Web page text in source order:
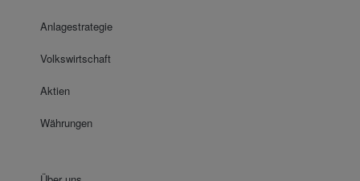
Anlagestrategie
Volkswirtschaft
Aktien
Währungen